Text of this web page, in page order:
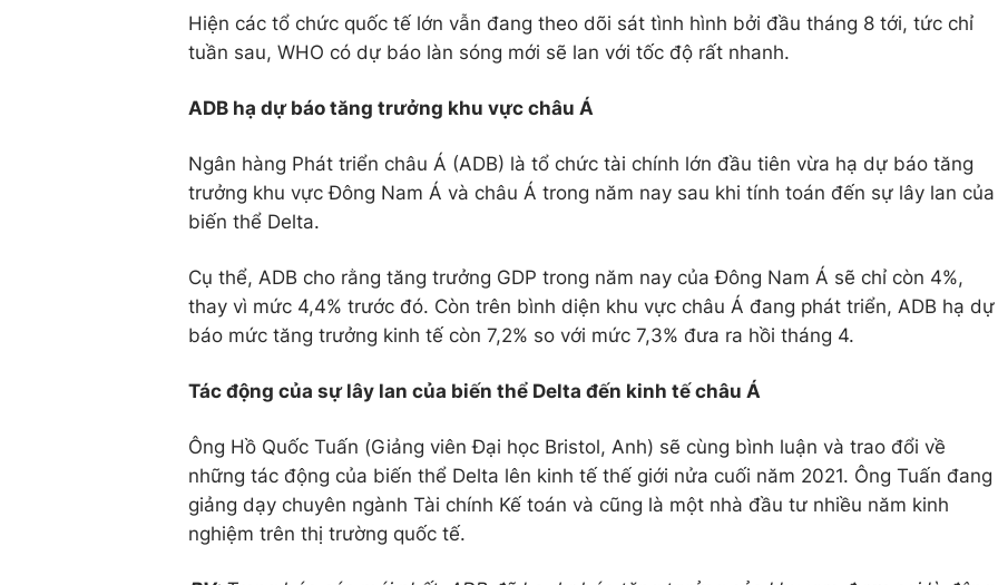
Hiện các tổ chức quốc tế lớn vẫn đang theo dõi sát tình hình bởi đầu tháng 8 tới, tức chỉ
tuần sau, WHO có dự báo làn sóng mới sẽ lan với tốc độ rất nhanh.
ADB hạ dự báo tăng trưởng khu vực châu Á
Ngân hàng Phát triển châu Á (ADB) là tổ chức tài chính lớn đầu tiên vừa hạ dự báo tăng
trưởng khu vực Đông Nam Á và châu Á trong năm nay sau khi tính toán đến sự lây lan của
biến thể Delta.
Cụ thể, ADB cho rằng tăng trưởng GDP trong năm nay của Đông Nam Á sẽ chỉ còn 4%,
thay vì mức 4,4% trước đó. Còn trên bình diện khu vực châu Á đang phát triển, ADB hạ dự
báo mức tăng trưởng kinh tế còn 7,2% so với mức 7,3% đưa ra hồi tháng 4.
Tác động của sự lây lan của biến thể Delta đến kinh tế châu Á
Ông Hồ Quốc Tuấn (Giảng viên Đại học Bristol, Anh) sẽ cùng bình luận và trao đổi về
những tác động của biến thể Delta lên kinh tế thế giới nửa cuối năm 2021. Ông Tuấn đang
giảng dạy chuyên ngành Tài chính Kế toán và cũng là một nhà đầu tư nhiều năm kinh
nghiệm trên thị trường quốc tế.